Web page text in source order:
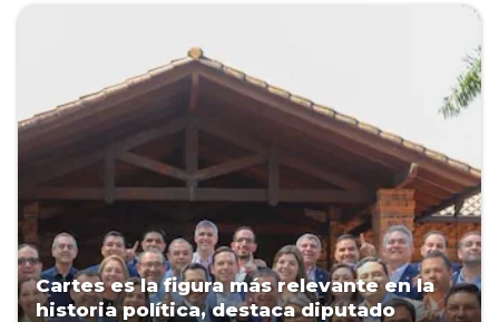
Cartes es la figura más relevante en la
historia política, destaca diputado